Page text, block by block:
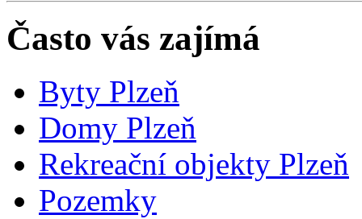
Často vás zajímá
Byty Plzeň
Domy Plzeň
Rekreační objekty Plzeň
Pozemky